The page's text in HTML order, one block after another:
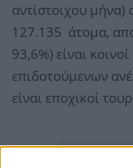
αντίστοιχου μήνα)
127.135 άτομα,
93,6%) είναι
επιδοτούμενων
είναι εποχικοί